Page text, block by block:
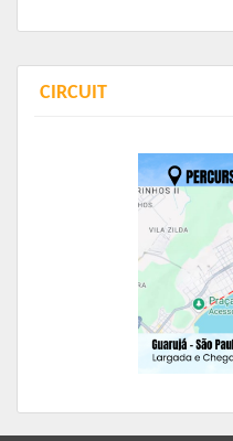
Chip de Cronometragem.
CIRCUIT